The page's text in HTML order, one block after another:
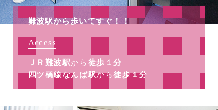
難波駅から歩いてすぐ！！
Access
ＪＲ難波駅から徒歩１分
四ツ橋線なんば駅から徒歩１分